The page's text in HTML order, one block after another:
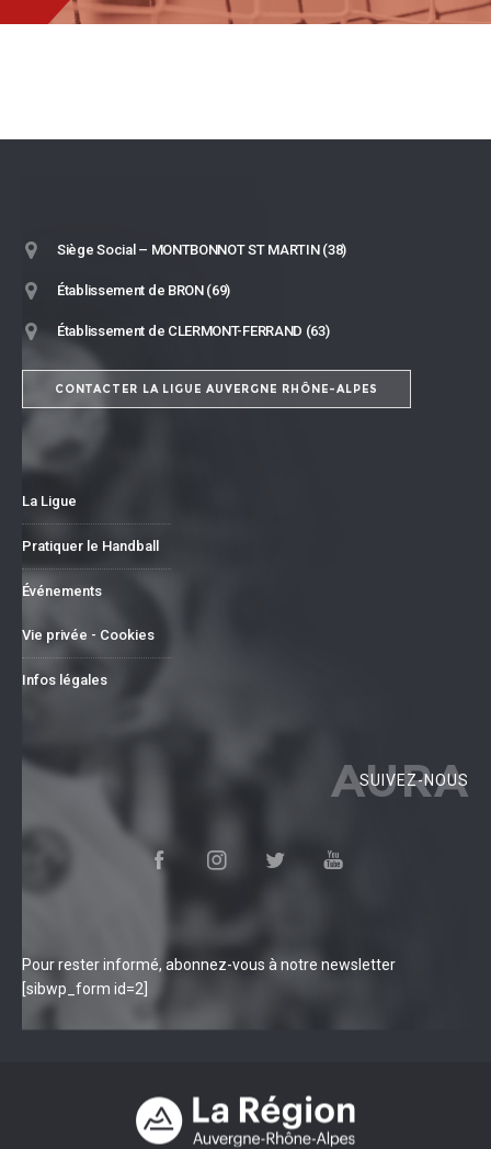
Siège Social – MONTBONNOT ST MARTIN (38)
Établissement de BRON (69)
Établissement de CLERMONT-FERRAND (63)
CONTACTER LA LIGUE AUVERGNE RHÔNE-ALPES
La Ligue
Pratiquer le Handball
Événements
Vie privée - Cookies
Infos légales
AURA
SUIVEZ-NOUS
Pour rester informé, abonnez-vous à notre newsletter
[sibwp_form id=2]